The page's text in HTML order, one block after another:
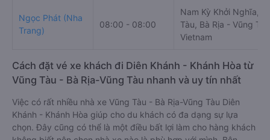
Ngọc Phát (Nha
Trang)
08:00 - 08:00
Nam Kỳ Khởi Nghĩa,
Tàu, Bà Rịa - Vũng
Vietnam
Cách đặt vé xe khách đi Diên Khánh - Khánh Hòa từ
Vũng Tàu - Bà Rịa-Vũng Tàu nhanh và uy tín nhất
Việc có rất nhiều nhà xe Vũng Tàu - Bà Rịa-Vũng Tàu Diên
Khánh - Khánh Hòa giúp cho du khách có đa dạng sự lựa
chọn. Đây cũng có thể là một điều bất lợi làm cho hàng khách